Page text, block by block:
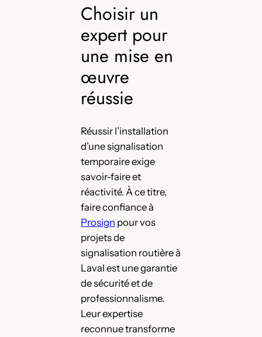
Choisir un
expert pour
une mise en
œuvre
réussie
Réussir l’installation
d’une signalisation
temporaire exige
savoir-faire et
réactivité. À ce titre,
faire confiance à
Prosign pour vos
projets de
signalisation routière à
Laval est une garantie
de sécurité et de
professionnalisme.
Leur expertise
reconnue transforme